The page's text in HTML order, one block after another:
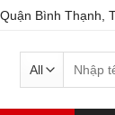
Bình Thạnh,
Search
for: